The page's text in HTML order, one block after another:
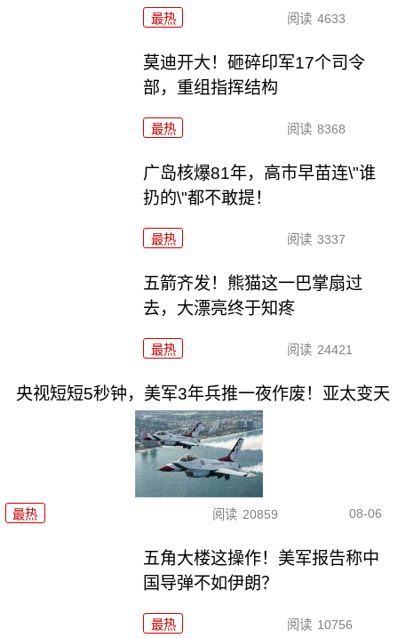
最热 阅读 4633
莫迪开大！砸碎印军17个司令
部，重组指挥结构
最热 阅读 8368
广岛核爆81年，高市早苗连\"谁
扔的\"都不敢提！
最热 阅读 3337
五箭齐发！熊猫这一巴掌扇过
去，大漂亮终于知疼
最热 阅读 24421
央视短短5秒钟，美军3年兵推一夜作废！亚太变天
最热 阅读 20859 08-06
五角大楼这操作！美军报告称中
国导弹不如伊朗？
最热 阅读 10756